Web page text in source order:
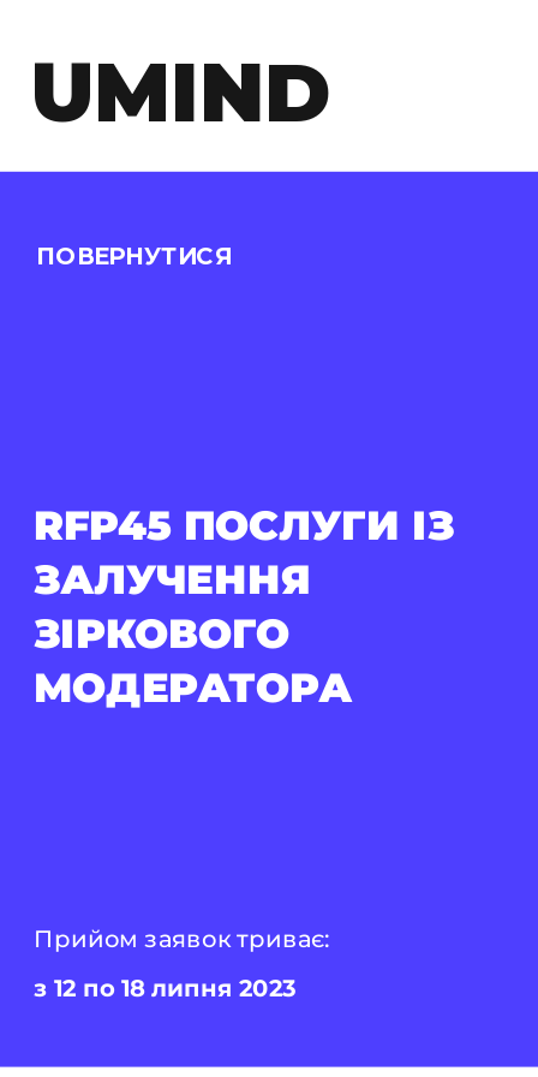
UMIND
ПОВЕРНУТИСЯ
RFP45 ПОСЛУГИ ІЗ
ЗАЛУЧЕННЯ
ЗІРКОВОГО
МОДЕРАТОРА
Прийом заявок триває:
з 12 по 18 липня 2023